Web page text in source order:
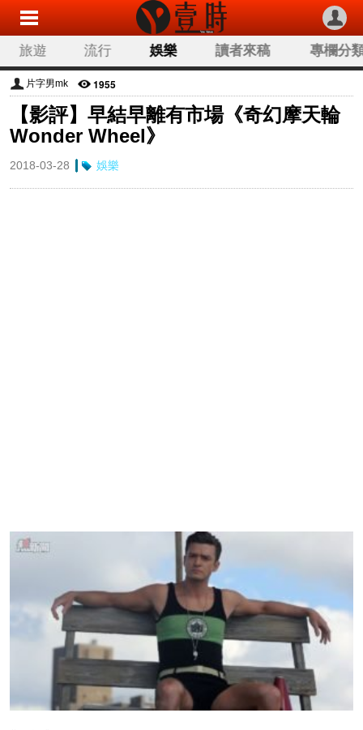
旅遊 流行 娛樂 讀者來稿 專欄分
片字男mk 1955
【影評】早結早離有市場《奇幻摩天輪
Wonder Wheel》
2018-03-28 娛樂